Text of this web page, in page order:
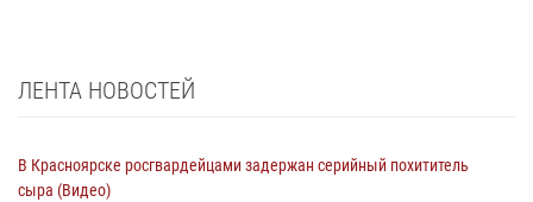
ЛЕНТА НОВОСТЕЙ
В Красноярске росгвардейцами задержан серийный похититель
сыра (Видео)